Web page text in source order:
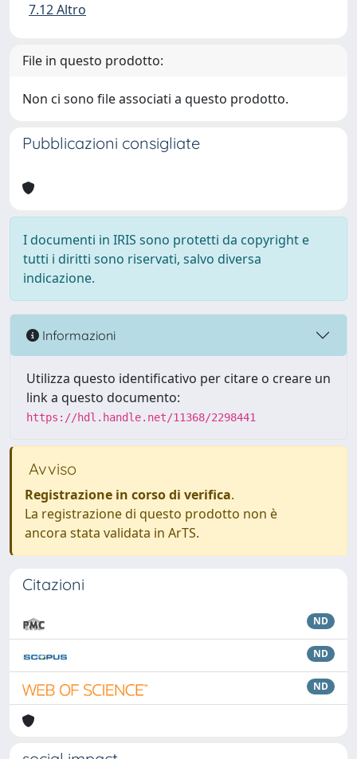
7.12 Altro
File in questo prodotto:
Non ci sono file associati a questo prodotto.
Pubblicazioni consigliate
I documenti in IRIS sono protetti da copyright e
tutti i diritti sono riservati, salvo diversa
indicazione.
Informazioni
Utilizza questo identificativo per citare o creare un
link a questo documento:
https://hdl.handle.net/11368/2298441
Avviso
Registrazione in corso di verifica.
La registrazione di questo prodotto non è
ancora stata validata in ArTS.
Citazioni
ND
ND
ND